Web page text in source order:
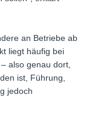
an Betriebe ab
liegt häufig bei
also genau dort,
ist, Führung,
jedoch